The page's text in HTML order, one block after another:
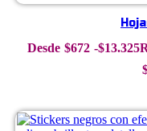
$672 -$13.325